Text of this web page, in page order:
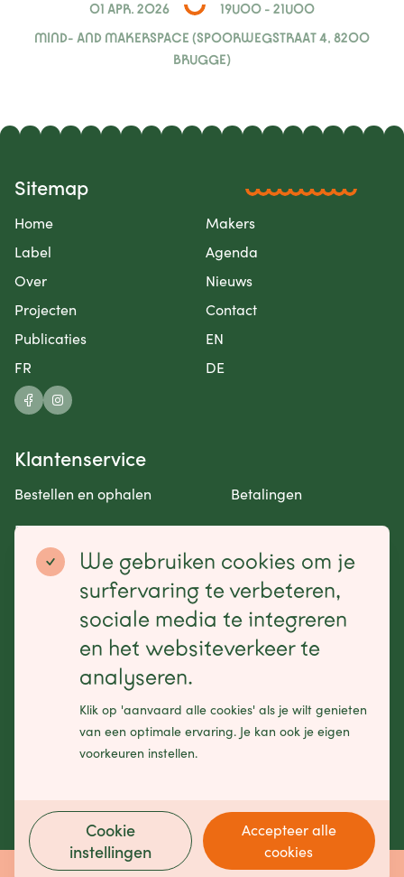
01 APR. 2026
19U00 - 21U00
MIND- AND MAKERSPACE (SPOORWEGSTRAAT 4, 8200
BRUGGE)
Sitemap
Home
Makers
Label
Agenda
Over
Nieuws
Projecten
Contact
Publicaties
EN
FR
DE
Klantenservice
Bestellen en ophalen
Betalingen
Retourneren en garantie
Contact opnemen
Betaalmogelijkheden
Schrijf je in voor onze nieuwsbrief
Made by Bits of Love
We gebruiken cookies om je
surfervaring te verbeteren,
sociale media te integreren
en het websiteverkeer te
analyseren.
Klik op 'aanvaard alle cookies' als je wilt genieten
van een optimale ervaring. Je kan ook je eigen
voorkeuren instellen.
Cookie
instellingen
Accepteer alle
cookies